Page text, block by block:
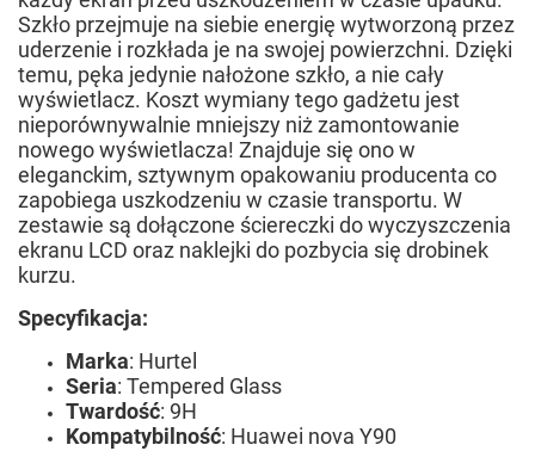
Szkło przejmuje na siebie energię wytworzoną przez
uderzenie i rozkłada je na swojej powierzchni. Dzięki
temu, pęka jedynie nałożone szkło, a nie cały
wyświetlacz. Koszt wymiany tego gadżetu jest
nieporównywalnie mniejszy niż zamontowanie
nowego wyświetlacza! Znajduje się ono w
eleganckim, sztywnym opakowaniu producenta co
zapobiega uszkodzeniu w czasie transportu. W
zestawie są dołączone ściereczki do wyczyszczenia
ekranu LCD oraz naklejki do pozbycia się drobinek
kurzu.
Specyfikacja:
Marka: Hurtel
Seria: Tempered Glass
Twardość: 9H
Kompatybilność: Huawei nova Y90